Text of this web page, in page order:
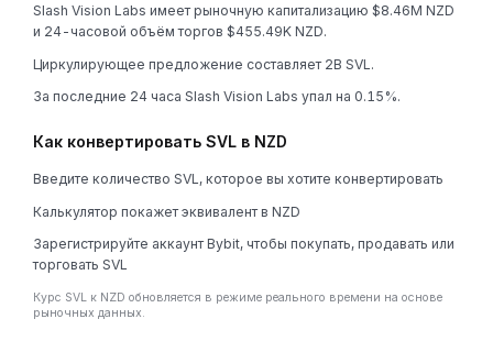
Slash Vision Labs имеет рыночную капитализацию $8.46M NZD
и 24-часовой объём торгов $455.49K NZD.
Циркулирующее предложение составляет 2B SVL.
За последние 24 часа Slash Vision Labs упал на 0.15%.
Как конвертировать SVL в NZD
Введите количество SVL, которое вы хотите конвертировать
Калькулятор покажет эквивалент в NZD
Зарегистрируйте аккаунт Bybit, чтобы покупать, продавать или
торговать SVL
Курс SVL к NZD обновляется в режиме реального времени на основе
рыночных данных.